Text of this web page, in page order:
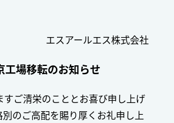
エスアールエス株式会社
工場移転のお知らせ
すご清栄のこととお喜び申し上げ
別のご高配を賜り厚くお礼申し上